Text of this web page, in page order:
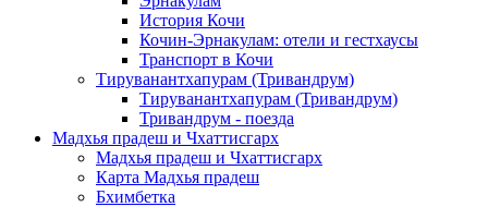
История Кочи
Кочин-Эрнакулам: отели и гестхаусы
Транспорт в Кочи
Тируванантхапурам (Тривандрум)
Тируванантхапурам (Тривандрум)
Тривандрум - поезда
Мадхья прадеш и Чхаттисгарх
Мадхья прадеш и Чхаттисгарх
Карта Мадхья прадеш
Бхимбетка